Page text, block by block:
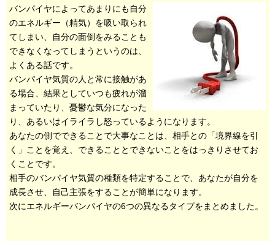
バンパイヤによってあまりにも自分
のエネルギー（精気）を吸い取られ
てしまい、自分の面倒をみることも
できなくなってしまうというのは、
よくある話です。
バンパイヤ気質の人と常に接触があ
る場合、結果としていつも疲れが溜
まっていたり、憂鬱な気分になった
り、あるいはイライラし怒っているようになります。
あなたの側でできることで大事なことは、相手との「境界線を引
く」ことを覚え、できることとできないことをはっきりさせてお
くことです。
相手のバンパイヤ気質の種類を特定することで、あなたが自分を
成長させ、自己主張をすることが簡単になります。
次にエネルギーバンパイヤの6つの異なるタイプをまとめました。